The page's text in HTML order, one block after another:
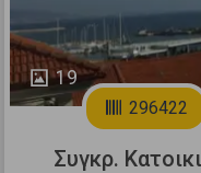
19
296422
Συγκρ.